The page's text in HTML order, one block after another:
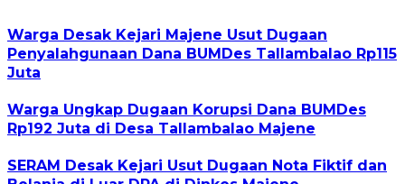
Warga Desak Kejari Majene Usut Dugaan
Penyalahgunaan Dana BUMDes Tallambalao Rp115
Juta
Warga Ungkap Dugaan Korupsi Dana BUMDes
Rp192 Juta di Desa Tallambalao Majene
SERAM Desak Kejari Usut Dugaan Nota Fiktif dan